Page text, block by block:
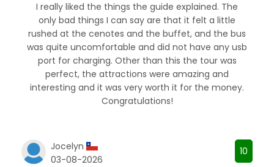
I really liked the things the guide explained. The
only bad things I can say are that it felt a little
rushed at the cenotes and the buffet, and the bus
was quite uncomfortable and did not have any usb
port for charging. Other than this the tour was
perfect, the attractions were amazing and
interesting and it was very worth it for the money.
Congratulations!
Jocelyn
03-08-2026
10